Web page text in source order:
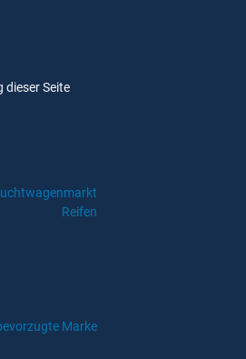
dieser Seite
Reifen
Marke